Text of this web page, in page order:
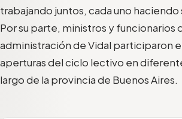
trabajando juntos, cada uno haciendo
Por su parte, ministros y funcionarios
administración de Vidal participaron
aperturas del ciclo lectivo en
largo de la provincia de Buenos Aires.